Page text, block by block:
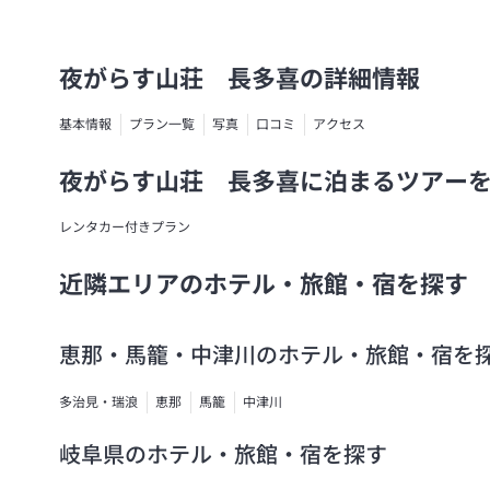
夜がらす山荘 長多喜の詳細情報
基本情報 プラン一覧 写真 口コミ アクセス
夜がらす山荘 長多喜に泊まるツアー
レンタカー付きプラン
近隣エリアのホテル・旅館・宿を探す
恵那・馬籠・中津川のホテル・旅館・宿を
多治見・瑞浪 恵那 馬籠 中津川
岐阜県のホテル・旅館・宿を探す